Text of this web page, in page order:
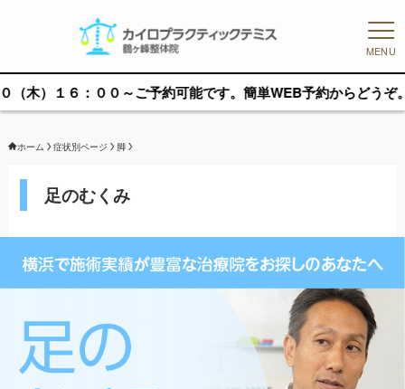
MENU
０～ご予約可能です。簡単WEB予約からどうぞ。
ホーム 症状別ページ 脚
足のむくみ